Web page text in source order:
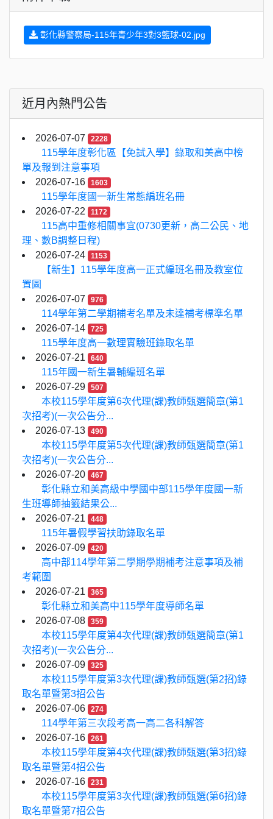
彰化縣警察局-115年青少年3對3籃球-02.jpg
近月內熱門公告
2026-07-07 2228
115學年度彰化區【免試入學】錄取和美高中榜
單及報到注意事項
2026-07-16
1603
115學年度國一新生常態編班名冊
2026-07-22
1172
115高中重修相關事宜(0730更新，高二公民、地
理、數B調整日程)
2026-07-24
1153
【新生】115學年度高一正式編班名冊及教室位
置圖
2026-07-07
976
114學年第二學期補考名單及未達補考標準名單
2026-07-14
725
115學年度高一數理實驗班錄取名單
2026-07-21
640
115年國一新生暑輔編班名單
2026-07-29
507
本校115學年度第6次代理(課)教師甄選簡章(第1
次招考)(一次公告分...
2026-07-13
490
本校115學年度第5次代理(課)教師甄選簡章(第1
次招考)(一次公告分...
2026-07-20
467
彰化縣立和美高級中學國中部115學年度國一新
生班導師抽籤結果公...
2026-07-21
448
115年暑假學習扶助錄取名單
2026-07-09
420
高中部114學年第二學期學期補考注意事項及補
考範圍
2026-07-21
365
彰化縣立和美高中115學年度導師名單
2026-07-08
359
本校115學年度第4次代理(課)教師甄選簡章(第1
次招考)(一次公告分...
2026-07-09
325
本校115學年度第3次代理(課)教師甄選(第2招)錄
取名單暨第3招公告
2026-07-06
274
114學年第三次段考高一高二各科解答
2026-07-16
261
本校115學年度第4次代理(課)教師甄選(第3招)錄
取名單暨第4招公告
2026-07-16
231
本校115學年度第3次代理(課)教師甄選(第6招)錄
取名單暨第7招公告